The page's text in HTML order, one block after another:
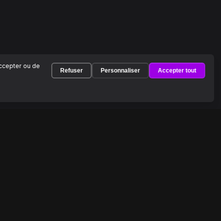
ou de
Refuser Personnaliser Accepter tout